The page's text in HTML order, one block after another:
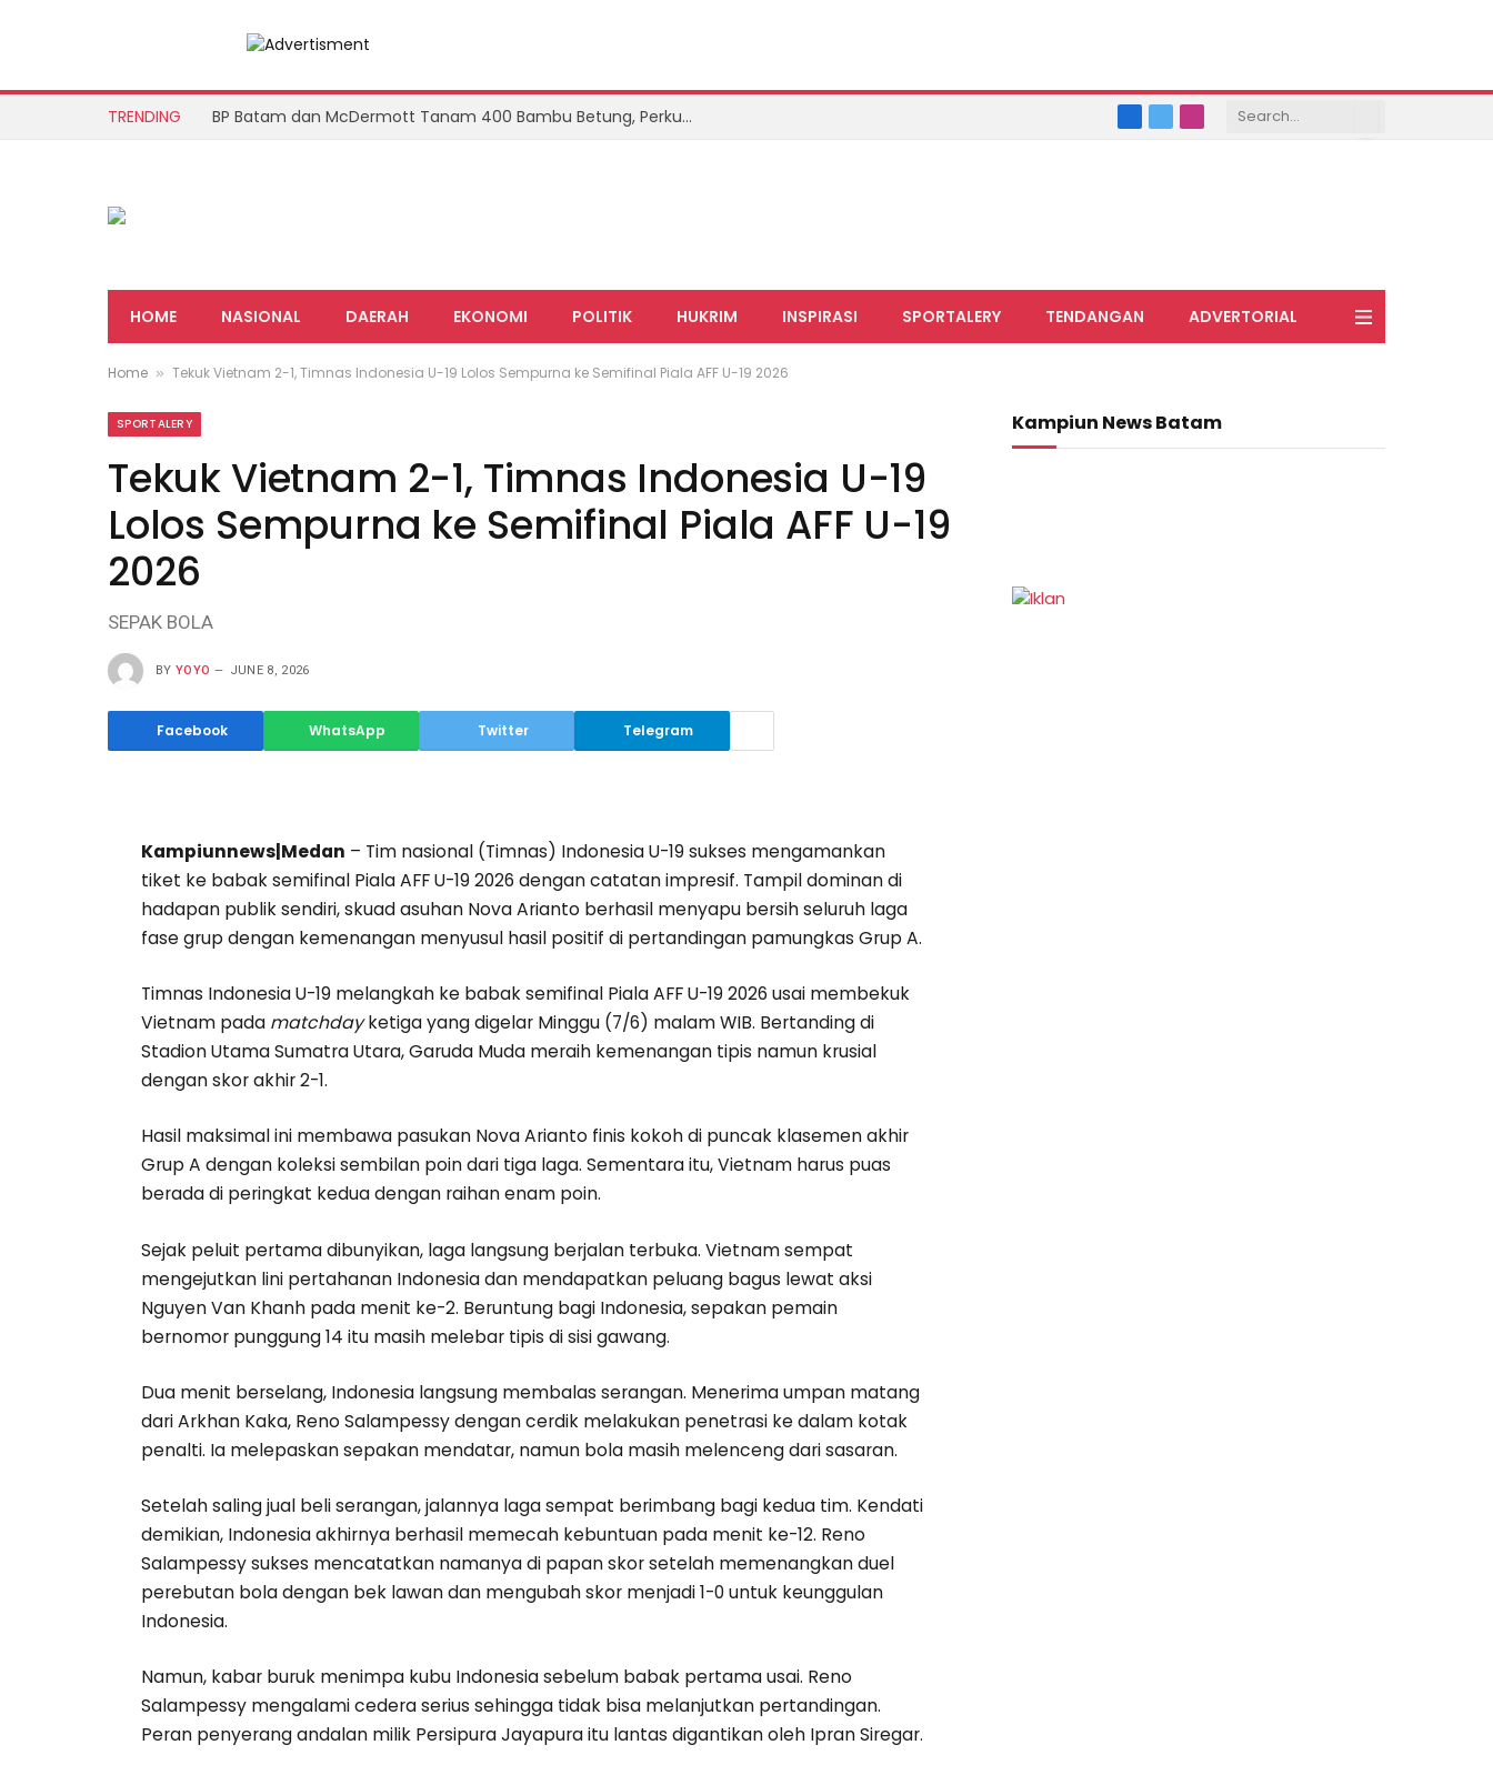
TRENDING BP Batam dan McDermott Tanam 400 Bambu Betung, Perkuat Ketahanan Air dan Ekosistem Sei Nongsa Facebook
X
Instagram
HOME NASIONAL DAERAH EKONOMI POLITIK HUKRIM INSPIRASI SPORTALERY TENDANGAN ADVERTORIAL
Home » Tekuk Vietnam 2-1, Timnas Indonesia U-19 Lolos Sempurna ke Semifinal Piala AFF U-19 2026
SPORTALERY
Tekuk Vietnam 2-1, Timnas Indonesia U-19
Lolos Sempurna ke Semifinal Piala AFF U-19
2026
SEPAK BOLA
BY YOYO JUNE 8, 2026
Facebook WhatsApp Twitter Telegram
Kampiunnews|Medan – Tim nasional (Timnas) Indonesia U-19 sukses mengamankan
tiket ke babak semifinal Piala AFF U-19 2026 dengan catatan impresif. Tampil dominan di
hadapan publik sendiri, skuad asuhan Nova Arianto berhasil menyapu bersih seluruh laga
fase grup dengan kemenangan menyusul hasil positif di pertandingan pamungkas Grup A.
Timnas Indonesia U-19 melangkah ke babak semifinal Piala AFF U-19 2026 usai membekuk
Vietnam pada matchdayketiga yang digelar Minggu (7/6) malam WIB. Bertanding di
Stadion Utama Sumatra Utara, Garuda Muda meraih kemenangan tipis namun krusial
dengan skor akhir 2-1.
Hasil maksimal ini membawa pasukan Nova Arianto finis kokoh di puncak klasemen akhir
Grup A dengan koleksi sembilan poin dari tiga laga. Sementara itu, Vietnam harus puas
berada di peringkat kedua dengan raihan enam poin.
Sejak peluit pertama dibunyikan, laga langsung berjalan terbuka. Vietnam sempat
mengejutkan lini pertahanan Indonesia dan mendapatkan peluang bagus lewat aksi
Nguyen Van Khanh pada menit ke-2. Beruntung bagi Indonesia, sepakan pemain
bernomor punggung 14 itu masih melebar tipis di sisi gawang.
Dua menit berselang, Indonesia langsung membalas serangan. Menerima umpan matang
dari Arkhan Kaka, Reno Salampessy dengan cerdik melakukan penetrasi ke dalam kotak
penalti. Ia melepaskan sepakan mendatar, namun bola masih melenceng dari sasaran.
Setelah saling jual beli serangan, jalannya laga sempat berimbang bagi kedua tim. Kendati
demikian, Indonesia akhirnya berhasil memecah kebuntuan pada menit ke-12. Reno
Salampessy sukses mencatatkan namanya di papan skor setelah memenangkan duel
perebutan bola dengan bek lawan dan mengubah skor menjadi 1-0 untuk keunggulan
Indonesia.
Namun, kabar buruk menimpa kubu Indonesia sebelum babak pertama usai. Reno
Salampessy mengalami cedera serius sehingga tidak bisa melanjutkan pertandingan.
Peran penyerang andalan milik Persipura Jayapura itu lantas digantikan oleh Ipran Siregar.
Kampiun News Batam